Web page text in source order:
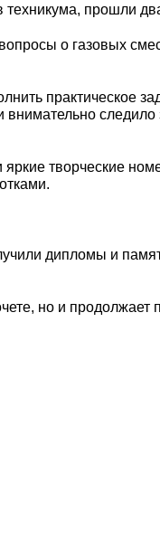
техникума, прошли
о газовых
практическое
творческие
дипломы и
но и продолжает